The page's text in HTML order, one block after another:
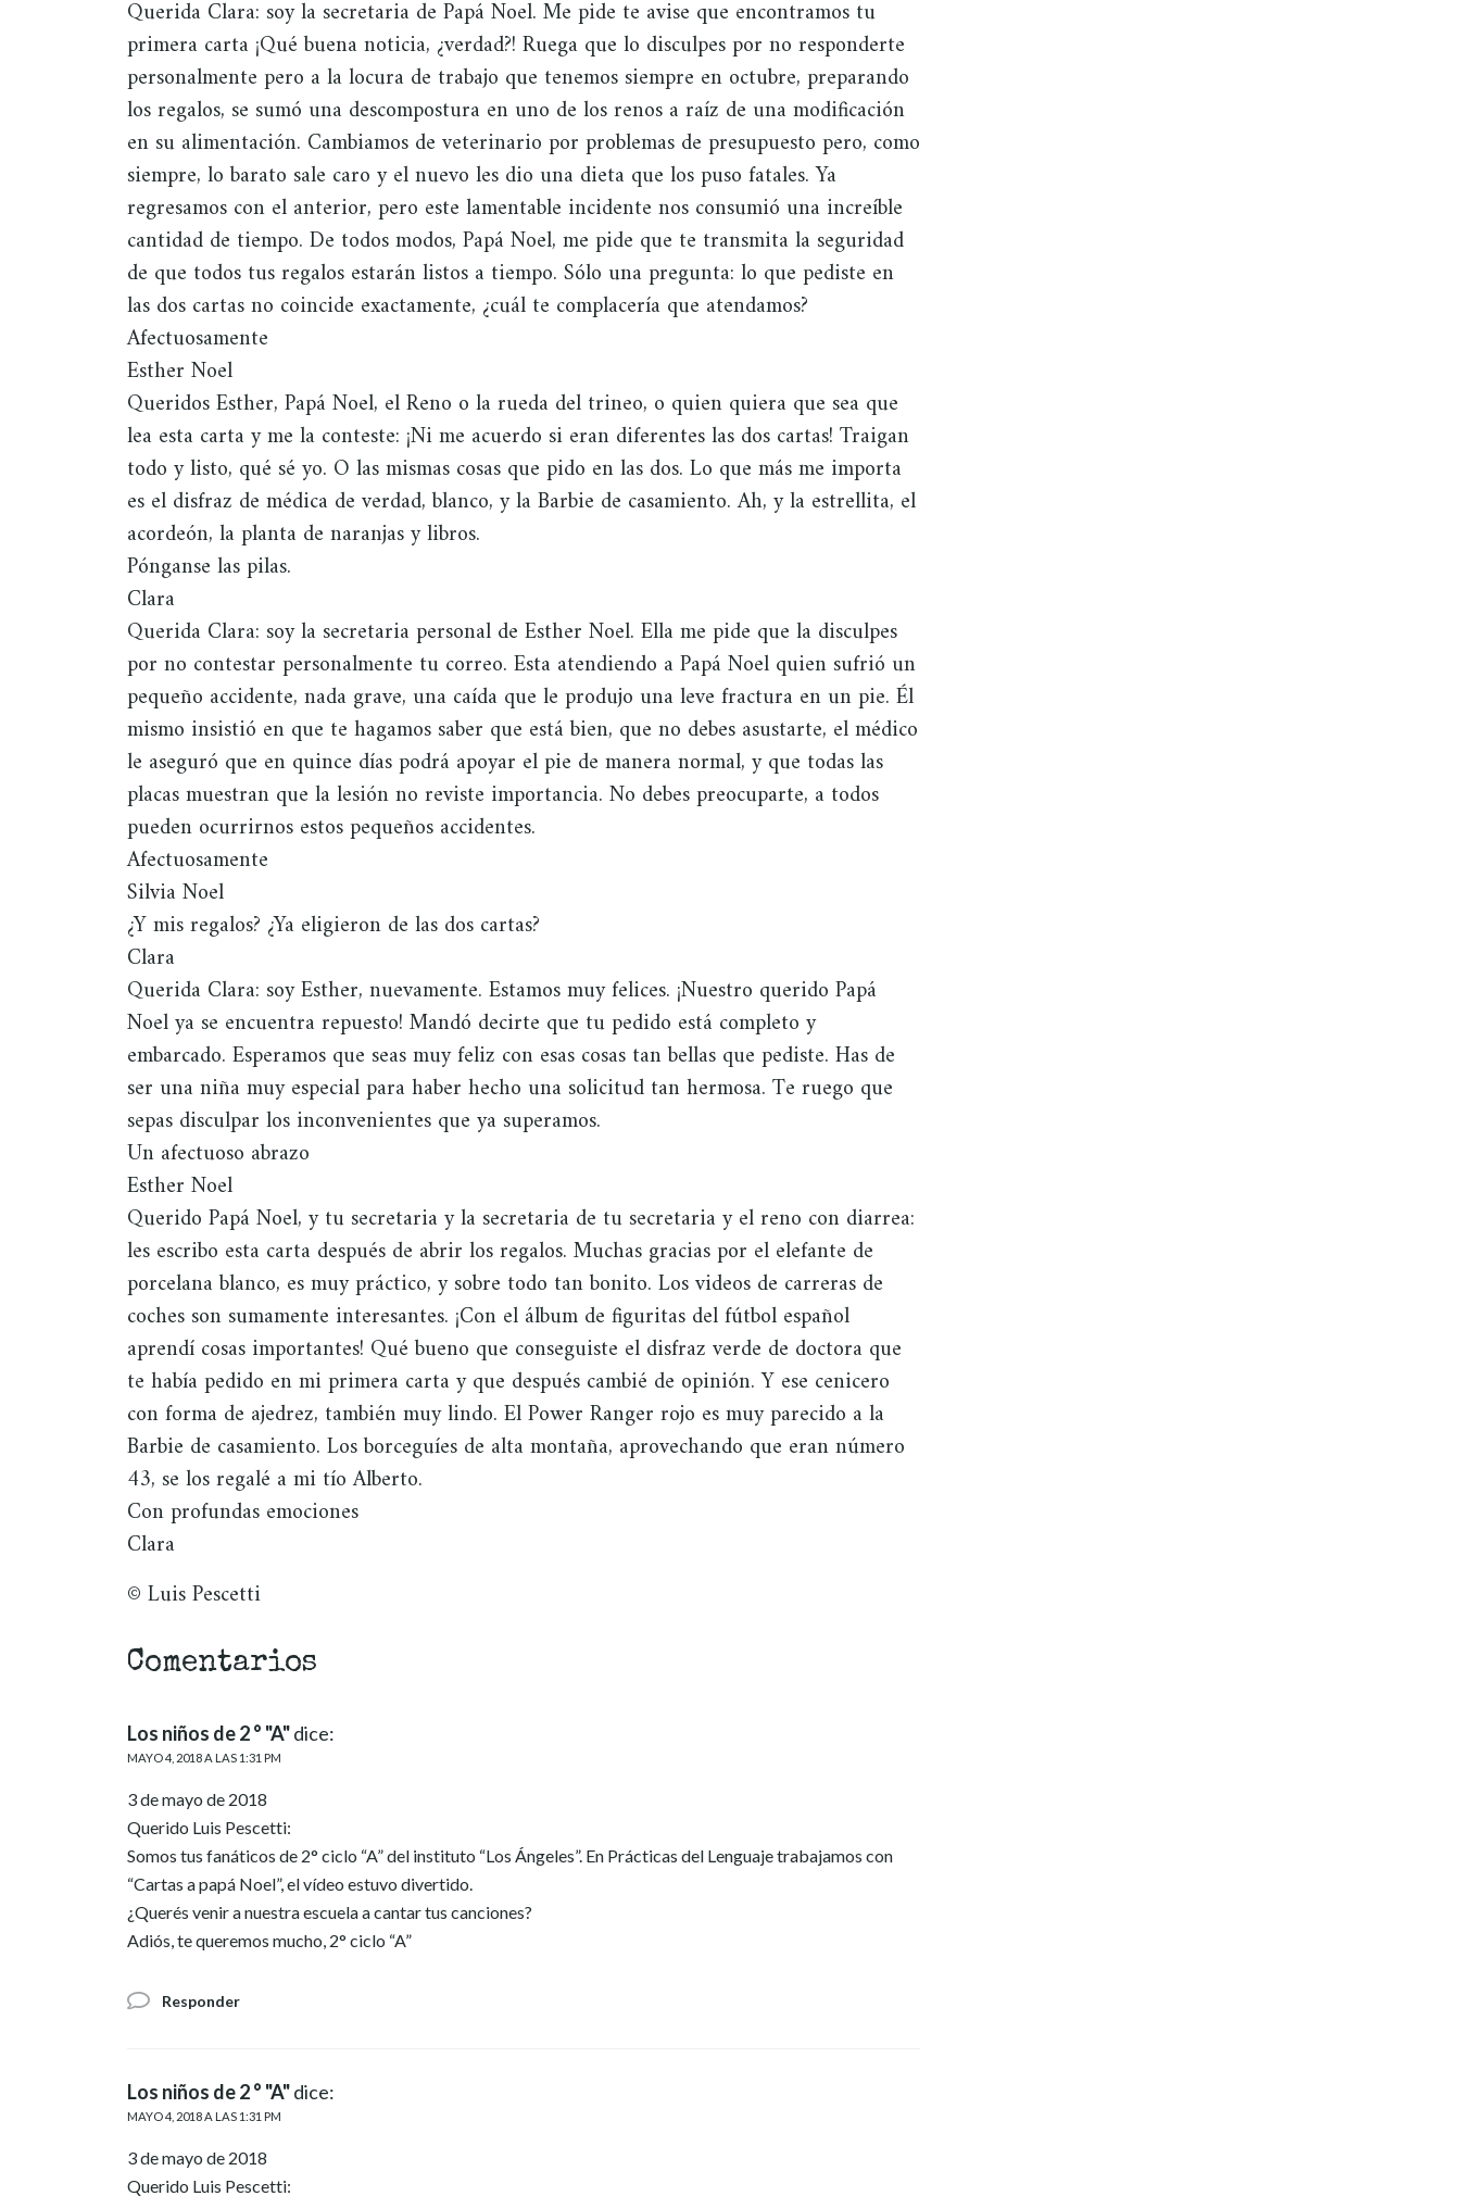
Querida Clara: soy la secretaria de Papá Noel. Me pide te avise que encontramos tu
primera carta ¡Qué buena noticia, ¿verdad?! Ruega que lo disculpes por no responderte
personalmente pero a la locura de trabajo que tenemos siempre en octubre, preparando
los regalos, se sumó una descompostura en uno de los renos a raíz de una modificación
en su alimentación. Cambiamos de veterinario por problemas de presupuesto pero, como
siempre, lo barato sale caro y el nuevo les dio una dieta que los puso fatales. Ya
regresamos con el anterior, pero este lamentable incidente nos consumió una increíble
cantidad de tiempo. De todos modos, Papá Noel, me pide que te transmita la seguridad
de que todos tus regalos estarán listos a tiempo. Sólo una pregunta: lo que pediste en
las dos cartas no coincide exactamente, ¿cuál te complacería que atendamos?
Afectuosamente
Esther Noel
Queridos Esther, Papá Noel, el Reno o la rueda del trineo, o quien quiera que sea que
lea esta carta y me la conteste: ¡Ni me acuerdo si eran diferentes las dos cartas! Traigan
todo y listo, qué sé yo. O las mismas cosas que pido en las dos. Lo que más me importa
es el disfraz de médica de verdad, blanco, y la Barbie de casamiento. Ah, y la estrellita, el
acordeón, la planta de naranjas y libros.
Pónganse las pilas.
Clara
Querida Clara: soy la secretaria personal de Esther Noel. Ella me pide que la disculpes
por no contestar personalmente tu correo. Esta atendiendo a Papá Noel quien sufrió un
pequeño accidente, nada grave, una caída que le produjo una leve fractura en un pie. Él
mismo insistió en que te hagamos saber que está bien, que no debes asustarte, el médico
le aseguró que en quince días podrá apoyar el pie de manera normal, y que todas las
placas muestran que la lesión no reviste importancia. No debes preocuparte, a todos
pueden ocurrirnos estos pequeños accidentes.
Afectuosamente
Silvia Noel
¿Y mis regalos? ¿Ya eligieron de las dos cartas?
Clara
Querida Clara: soy Esther, nuevamente. Estamos muy felices. ¡Nuestro querido Papá
Noel ya se encuentra repuesto! Mandó decirte que tu pedido está completo y
embarcado. Esperamos que seas muy feliz con esas cosas tan bellas que pediste. Has de
ser una niña muy especial para haber hecho una solicitud tan hermosa. Te ruego que
sepas disculpar los inconvenientes que ya superamos.
Un afectuoso abrazo
Esther Noel
Querido Papá Noel, y tu secretaria y la secretaria de tu secretaria y el reno con diarrea:
les escribo esta carta después de abrir los regalos. Muchas gracias por el elefante de
porcelana blanco, es muy práctico, y sobre todo tan bonito. Los videos de carreras de
coches son sumamente interesantes. ¡Con el álbum de figuritas del fútbol español
aprendí cosas importantes! Qué bueno que conseguiste el disfraz verde de doctora que
te había pedido en mi primera carta y que después cambié de opinión. Y ese cenicero
con forma de ajedrez, también muy lindo. El Power Ranger rojo es muy parecido a la
Barbie de casamiento. Los borceguíes de alta montaña, aprovechando que eran número
43, se los regalé a mi tío Alberto.
Con profundas emociones
Clara
© Luis Pescetti
Comentarios
Los niños de 2 ° "A"dice:
MAYO 4, 2018 A LAS 1:31 PM
3 de mayo de 2018
Querido Luis Pescetti:
Somos tus fanáticos de 2° ciclo “A” del instituto “Los Ángeles”. En Prácticas del Lenguaje trabajamos con
“Cartas a papá Noel”, el vídeo estuvo divertido.
¿Querés venir a nuestra escuela a cantar tus canciones?
Adiós, te queremos mucho, 2° ciclo “A”
Responder
Los niños de 2 ° "A"dice:
MAYO 4, 2018 A LAS 1:31 PM
3 de mayo de 2018
Querido Luis Pescetti: